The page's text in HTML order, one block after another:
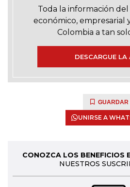
Toda la información
económico, empresarial
Colombia a tan
DESCARGUE LA
GUARDAR
UNIRSE A
CONOZCA LOS BENEFICIOS
NUESTROS